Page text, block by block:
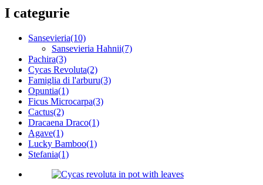
I categurie
Sansevieria(10)
Sansevieria Hahnii(7)
Pachira(3)
Cycas Revoluta(2)
Famiglia di l'arburu(3)
Opuntia(1)
Ficus Microcarpa(3)
Cactus(2)
Dracaena Draco(1)
Agave(1)
Lucky Bamboo(1)
Stefania(1)